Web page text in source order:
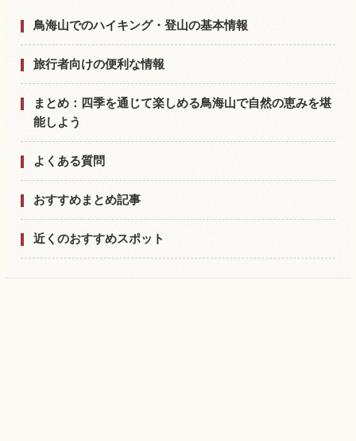
鳥海山でのハイキング・登山の基本情報
旅行者向けの便利な情報
まとめ：四季を通じて楽しめる鳥海山で自然の恵みを堪
能しよう
よくある質問
おすすめまとめ記事
近くのおすすめスポット